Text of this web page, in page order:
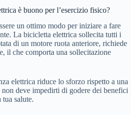
è buono per l’esercizio fisico?
un ottimo modo per iniziare a fare
La bicicletta elettrica sollecita tutti i
di un motore ruota anteriore, richiede
il che comporta una sollecitazione
elettrica riduce lo sforzo rispetto a una
non deve impedirti di godere dei benefici
salute.